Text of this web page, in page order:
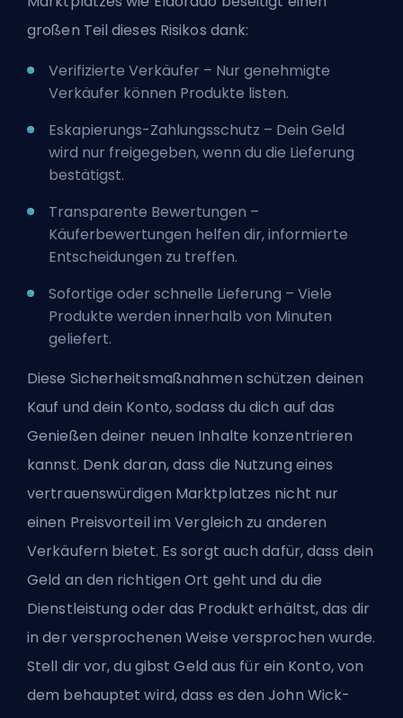
großen Teil dieses Risikos dank:
Verifizierte Verkäufer – Nur genehmigte
Verkäufer können Produkte listen.
Eskapierungs-Zahlungsschutz – Dein Geld
wird nur freigegeben, wenn du die Lieferung
bestätigst.
Transparente Bewertungen –
Käuferbewertungen helfen dir, informierte
Entscheidungen zu treffen.
Sofortige oder schnelle Lieferung – Viele
Produkte werden innerhalb von Minuten
geliefert.
Diese Sicherheitsmaßnahmen schützen deinen
Kauf und dein Konto, sodass du dich auf das
Genießen deiner neuen Inhalte konzentrieren
kannst. Denk daran, dass die Nutzung eines
vertrauenswürdigen Marktplatzes nicht nur
einen Preisvorteil im Vergleich zu anderen
Verkäufern bietet. Es sorgt auch dafür, dass dein
Geld an den richtigen Ort geht und du die
Dienstleistung oder das Produkt erhältst, das dir
in der versprochenen Weise versprochen wurde.
Stell dir vor, du gibst Geld aus für ein Konto, von
dem behauptet wird, dass es den John Wick-